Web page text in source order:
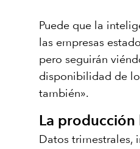
Puede que la
las empresas
pero seguirán
disponibilidad de
también».
La
Datos trimestrales,